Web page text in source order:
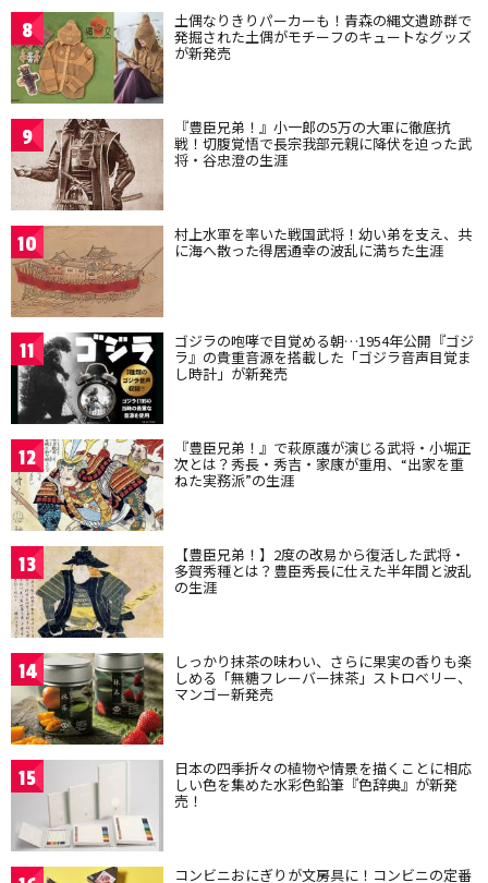
8 土偶なりきりパーカーも！青森の縄文遺跡群で
発掘された土偶がモチーフのキュートなグッズ
が新発売
9 『豊臣兄弟！』小一郎の5万の大軍に徹底抗
戦！切腹覚悟で長宗我部元親に降伏を迫った武
将・谷忠澄の生涯
10 村上水軍を率いた戦国武将！幼い弟を支え、共
に海へ散った得居通幸の波乱に満ちた生涯
11 ゴジラの咆哮で目覚める朝…1954年公開『ゴジ
ラ』の貴重音源を搭載した「ゴジラ音声目覚ま
し時計」が新発売
12 『豊臣兄弟！』で萩原護が演じる武将・小堀正
次とは？秀長・秀吉・家康が重用、“出家を重
ねた実務派”の生涯
13 【豊臣兄弟！】2度の改易から復活した武将・
多賀秀種とは？豊臣秀長に仕えた半年間と波乱
の生涯
14 しっかり抹茶の味わい、さらに果実の香りも楽
しめる「無糖フレーバー抹茶」ストロベリー、
マンゴー新発売
15 日本の四季折々の植物や情景を描くことに相応
しい色を集めた水彩色鉛筆『色辞典』が新発
売！
コンビニおにぎりが文房具に！コンビニの定番